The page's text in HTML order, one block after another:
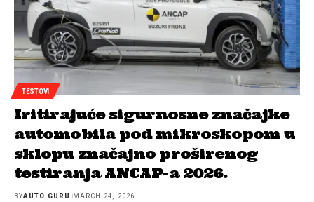
TESTOVI
Iritirajuće sigurnosne značajke
automobila pod mikroskopom u
sklopu značajno proširenog
testiranja ANCAP-a 2026.
BYAUTO GURU MARCH 24, 2026